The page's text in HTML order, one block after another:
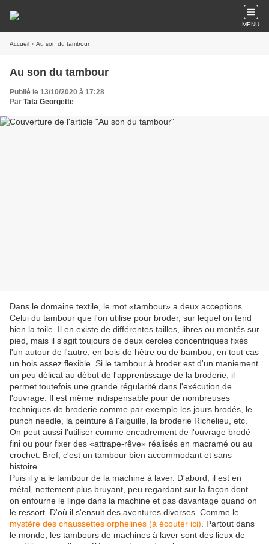
MENU
Accueil » Au son du tambour
Au son du tambour
Publié le 13/10/2020 à 17:28
Par Tata Georgette
Dans le domaine textile, le mot «tambour» a deux acceptions.
Celui du tambour que l'on utilise pour broder, sur lequel on tend
bien la toile. Il en existe de différentes tailles, libres ou montés sur
pied, mais il s'agit toujours de deux cercles concentriques fixés
l'un autour de l'autre, en bois de hêtre ou de bambou, en tout cas
un bois assez flexible. Si le tambour à broder est d'un maniement
un peu délicat au début de l'apprentissage de la broderie, il
permet toutefois une grande régularité dans l'exécution de
l'ouvrage. Il est même indispensable pour de nombreuses
techniques de broderie comme par exemple les jours brodés, le
punch needle, la peinture à l'aiguille, la broderie Richelieu, etc.
On peut aussi l'utiliser comme encadrement de l'ouvrage brodé
fini ou pour fixer des «attrape-rêve» réalisés en macramé ou au
crochet. Bref, c'est un tambour bien accommodant et sans
histoire.
Puis il y a le tambour de la machine à laver. D'abord, il est en
métal, nettement plus bruyant, peu regardant sur la façon dont
on enfourne le linge dans la machine et pas davantage quand on
le ressort. D'où il s'ensuit des aventures diverses. Comme le
mystère des chaussettes orphelines (à écouter ici) . Partout dans
le monde, les tambours de machines à laver sont des lieux de